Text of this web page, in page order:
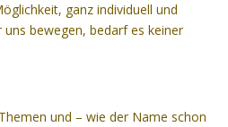
ganz individuell und
bewegen, bedarf es keiner
und – wie der Name schon